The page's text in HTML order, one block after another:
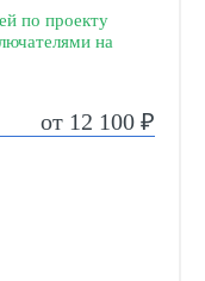
по проекту
на
от 12 100 ₽